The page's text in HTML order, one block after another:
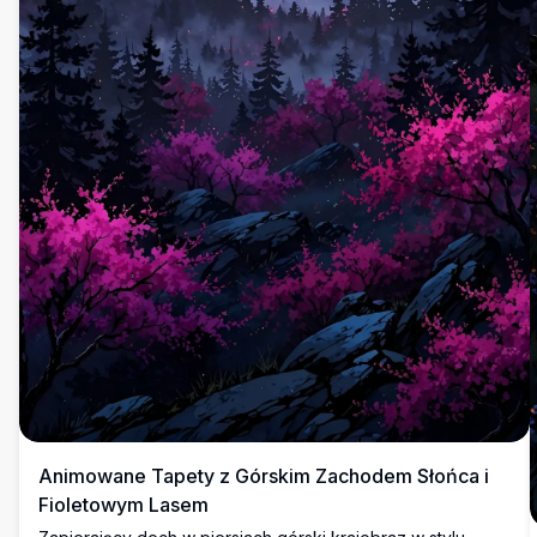
Animowane Tapety z Górskim Zachodem Słońca i
Fioletowym Lasem